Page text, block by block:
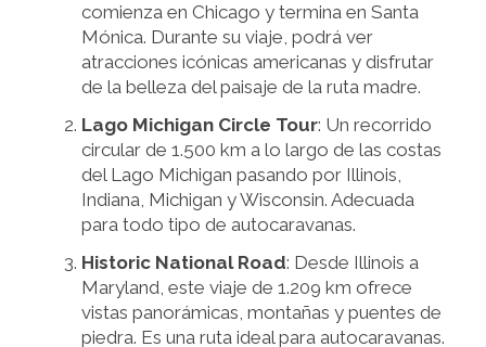
comienza en Chicago y termina en Santa
Mónica. Durante su viaje, podrá ver
atracciones icónicas americanas y disfrutar
de la belleza del paisaje de la ruta madre.
Lago Michigan Circle Tour: Un recorrido
circular de 1.500 km a lo largo de las costas
del Lago Michigan pasando por Illinois,
Indiana, Michigan y Wisconsin. Adecuada
para todo tipo de autocaravanas.
Historic National Road: Desde Illinois a
Maryland, este viaje de 1.209 km ofrece
vistas panorámicas, montañas y puentes de
piedra. Es una ruta ideal para autocaravanas.